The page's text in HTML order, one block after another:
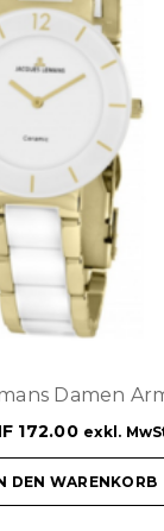
Damen
172.00 exkl.
DEN WARENKORB